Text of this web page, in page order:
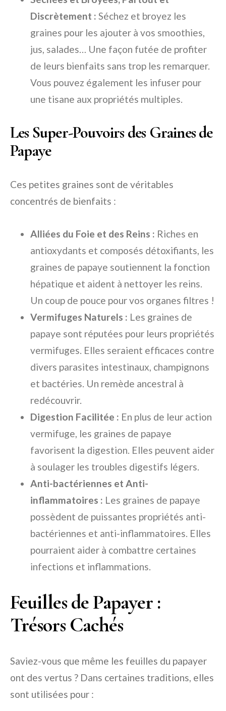
Discrètement : Séchez et broyez les
graines pour les ajouter à vos smoothies,
jus, salades… Une façon futée de profiter
de leurs bienfaits sans trop les remarquer.
Vous pouvez également les infuser pour
une tisane aux propriétés multiples.
Les Super-Pouvoirs des Graines de
Papaye
Ces petites graines sont de véritables
concentrés de bienfaits :
Alliées du Foie et des Reins : Riches en
antioxydants et composés détoxifiants, les
graines de papaye soutiennent la fonction
hépatique et aident à nettoyer les reins.
Un coup de pouce pour vos organes filtres !
Vermifuges Naturels : Les graines de
papaye sont réputées pour leurs propriétés
vermifuges. Elles seraient efficaces contre
divers parasites intestinaux, champignons
et bactéries. Un remède ancestral à
redécouvrir.
Digestion Facilitée : En plus de leur action
vermifuge, les graines de papaye
favorisent la digestion. Elles peuvent aider
à soulager les troubles digestifs légers.
Anti-bactériennes et Anti-
inflammatoires : Les graines de papaye
possèdent de puissantes propriétés anti-
bactériennes et anti-inflammatoires. Elles
pourraient aider à combattre certaines
infections et inflammations.
Feuilles de Papayer :
Trésors Cachés
Saviez-vous que même les feuilles du papayer
ont des vertus ? Dans certaines traditions, elles
sont utilisées pour :